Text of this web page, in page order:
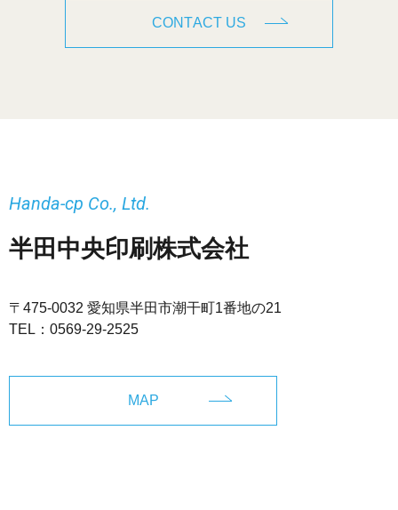
CONTACT US
半田中央印刷株式会社
Handa-cp Co., Ltd.
〒475-0032 愛知県半田市潮干町1番地の21
TEL： 0569-29-2525
MAP